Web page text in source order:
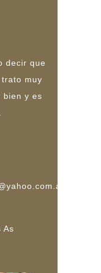
decir que
muy
bien y es
As